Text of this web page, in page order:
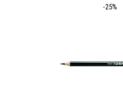
-25%